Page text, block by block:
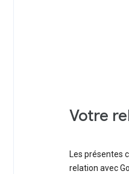
Votre
Les présentes
relation avec